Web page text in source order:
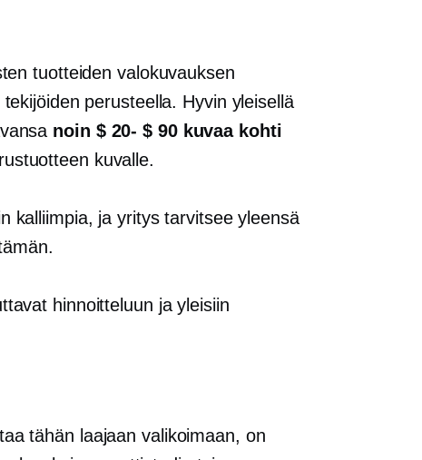
tuotteiden valokuvauksen
perusteella. Hyvin yleisellä
noin $ 20- $ 90kuvaa kohti
kuvalle.
kalliimpia, ja yritys tarvitsee yleensä
hinnoitteluun ja yleisiin
tähän laajaan valikoimaan, on